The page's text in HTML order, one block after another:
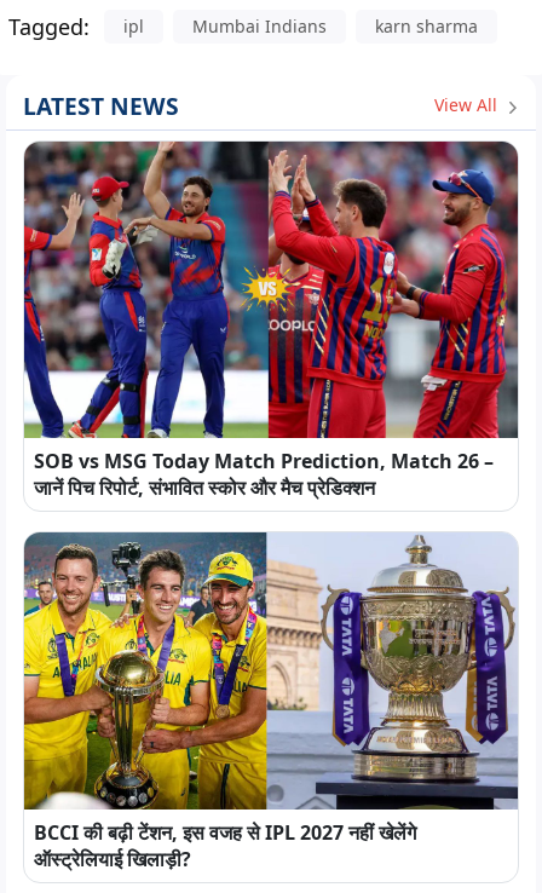
Tagged: ipl Mumbai Indians karn sharma
LATEST NEWS View All
SOB vs MSG Today Match Prediction, Match 26 –
जानें पिच रिपोर्ट, संभावित स्कोर और मैच प्रेडिक्शन
BCCI की बढ़ी टेंशन, इस वजह से IPL 2027 नहीं खेलेंगे
ऑस्ट्रेलियाई खिलाड़ी?